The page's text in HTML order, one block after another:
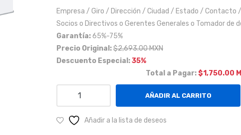
Empresa / Giro / Dirección / Ciudad / Estado / Contacto
Socios o Directivos o Gerentes Generales o Tomador de
Garantía: 65%-75%
Precio Original:$2,693.00 MXN
Descuento Especial:35%
Total a Pagar:$1,750.00
Empresas
del
sector
AÑADIR AL CARRITO
Añadir a la lista de deseos